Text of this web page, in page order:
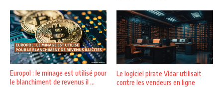
Europol : le minage est utilisé pour
le blanchiment de revenus il ...
Le logiciel pirate Vidar utilisait
contre les vendeurs en ligne